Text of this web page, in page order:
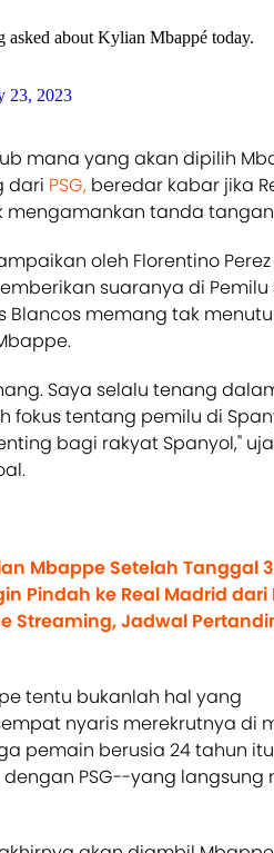
asked about Kylian Mbappé today.
23, 2023
mana yang akan dipilih
dari PSG, beredar kabar jika
mengamankan tanda
oleh Florentino Perez
suaranya di Pemilu
Blancos memang tak
Saya selalu tenang
fokus tentang pemilu di
bagi rakyat Spanyol,"
Mbappe Setelah Tanggal
Pindah ke Real Madrid dari
Streaming, Jadwal
tentu bukanlah hal yang
nyaris merekrutnya di
pemain berusia 24 tahun
PSG--yang langsung